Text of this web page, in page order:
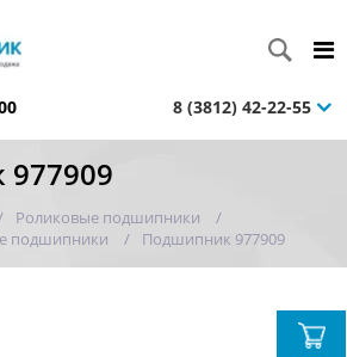
8 (3812) 42-22-55
Роликовые подшипники
подшипники
Подшипник 977909